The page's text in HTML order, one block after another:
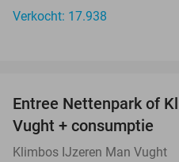
Verkocht: 17.938
Entree Nettenpark of
Vught + consumptie
Klimbos IJzeren Man Vught